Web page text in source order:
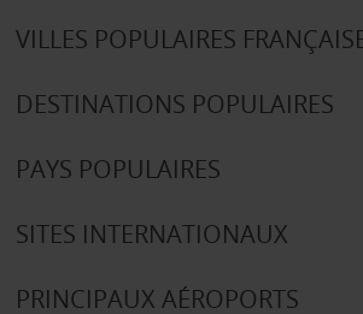
VILLES POPULAIRES
DESTINATIONS POPULAIRES
PAYS POPULAIRES
SITES INTERNATIONAUX
PRINCIPAUX AÉROPORTS